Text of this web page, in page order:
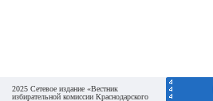
2025 Сетевое издание «Вестник
избирательной комиссии Краснодарского